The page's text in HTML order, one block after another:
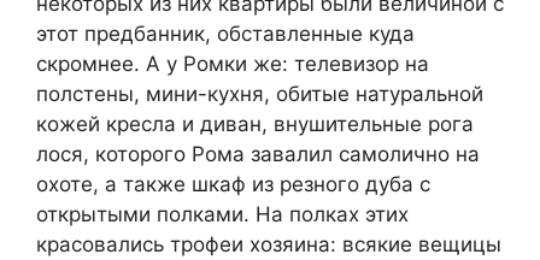
этот предбанник, обставленные куда
скромнее. А у Ромки же: телевизор на
полстены, мини-кухня, обитые натуральной
кожей кресла и диван, внушительные рога
лося, которого Рома завалил самолично на
охоте, а также шкаф из резного дуба с
открытыми полками. На полках этих
красовались трофеи хозяина: всякие вещицы